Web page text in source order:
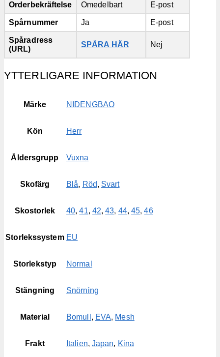
Orderbekräftelse Omedelbart E-post
Spårnummer Ja E-post
Spåradress
(URL)
SPÅRA HÄR Nej
YTTERLIGARE INFORMATION
Märke NIDENGBAO
Kön Herr
Åldersgrupp Vuxna
Skofärg Blå, Röd, Svart
Skostorlek 40,41, 42,43, 44,45,46
Storlekssystem EU
Storlekstyp Normal
Stängning Snörning
Material Bomull , EVA, Mesh
Frakt Italien, Japan, Kina